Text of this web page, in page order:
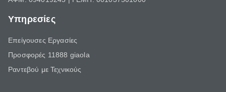
Υπηρεσίες
Επείγουσες Εργασίες
Προσφορές 11888 giaola
Ραντεβού με Τεχνικούς